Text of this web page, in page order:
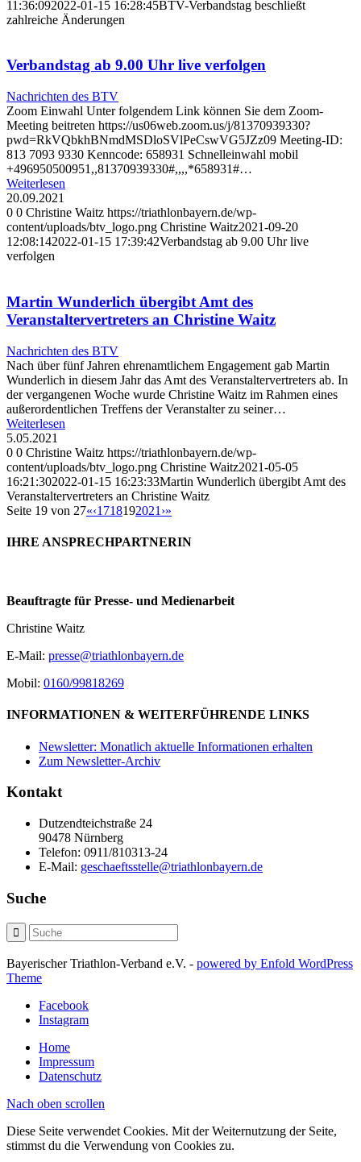
11:36:092022-01-15 16:28:45BTV-Verbandstag beschließt
zahlreiche Änderungen
Verbandstag ab 9.00 Uhr live verfolgen
Nachrichten des BTV
Zoom Einwahl Unter folgendem Link können Sie dem Zoom-
Meeting beitreten https://us06web.zoom.us/j/81370939330?
pwd=RkVQbkhBNmdMSDloSVlPeCswVG5JZz09 Meeting-ID:
813 7093 9330 Kenncode: 658931 Schnelleinwahl mobil
+496950500951,,81370939330#,,,,*658931#…
Weiterlesen
20.09.2021
0 0 Christine Waitz https://triathlonbayern.de/wp-
content/uploads/btv_logo.png Christine Waitz2021-09-20
12:08:142022-01-15 17:39:42Verbandstag ab 9.00 Uhr live
verfolgen
Martin Wunderlich übergibt Amt des
Veranstaltervertreters an Christine Waitz
Nachrichten des BTV
Nach über fünf Jahren ehrenamtlichem Engagement gab Martin
Wunderlich in diesem Jahr das Amt des Veranstaltervertreters ab. In
der vergangenen Woche wurde Christine Waitz im Rahmen eines
außerordentlichen Treffens der Veranstalter zu seiner…
Weiterlesen
5.05.2021
0 0 Christine Waitz https://triathlonbayern.de/wp-
content/uploads/btv_logo.png Christine Waitz2021-05-05
16:21:302022-01-15 16:23:33Martin Wunderlich übergibt Amt des
Veranstaltervertreters an Christine Waitz
Seite 19 von 27«‹1718192021 ›»
IHRE ANSPRECHPARTNERIN
Beauftragte für Presse- und Medienarbeit
Christine Waitz
E-Mail: presse@triathlonbayern.de
Mobil: 0160/99818269
INFORMATIONEN & WEITERFÜHRENDE LINKS
Newsletter: Monatlich aktuelle Informationen erhalten
Zum Newsletter-Archiv
Kontakt
Dutzendteichstraße 24
90478 Nürnberg
Telefon: 0911/810313-24
E-Mail: geschaeftsstelle@triathlonbayern.de
Suche
Bayerischer Triathlon-Verband e.V. - powered by Enfold WordPress
Theme
Facebook
Instagram
Home
Impressum
Datenschutz
Nach oben scrollen
Diese Seite verwendet Cookies. Mit der Weiternutzung der Seite,
stimmst du die Verwendung von Cookies zu.